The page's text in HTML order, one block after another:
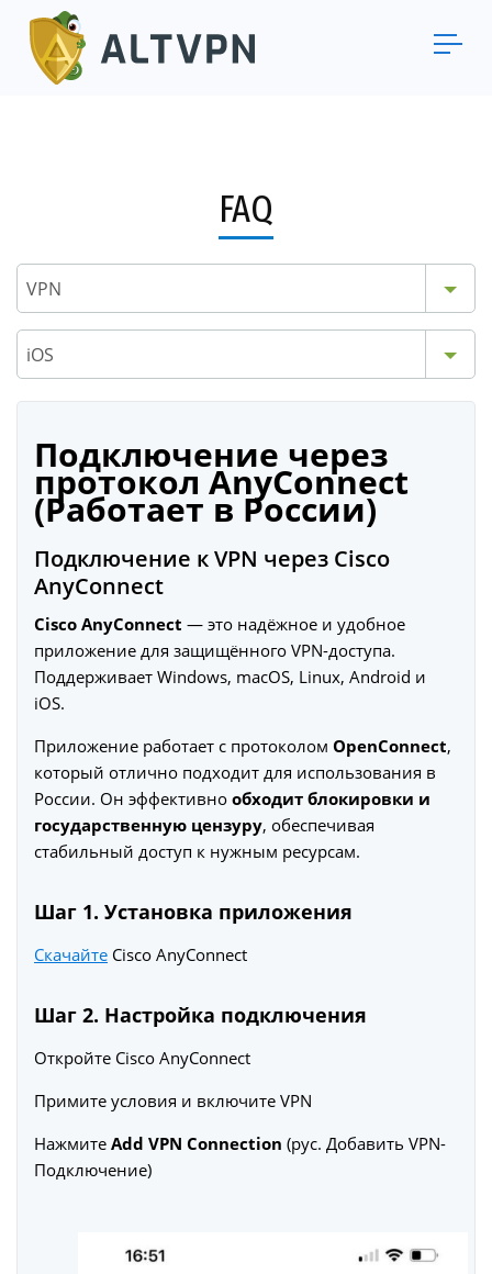
FAQ
VPN
iOS
Подключение через
протокол AnyConnect
(Работает в России)
Подключение к VPN через Cisco
AnyConnect
Cisco AnyConnect — это надёжное и удобное
приложение для защищённого VPN-доступа.
Поддерживает Windows, macOS, Linux, Android и
iOS.
Приложение работает с протоколом OpenConnect,
который отлично подходит для использования в
России. Он эффективно обходит блокировки и
государственную цензуру, обеспечивая
стабильный доступ к нужным ресурсам.
Шаг 1. Установка приложения
Скачайте Cisco AnyConnect
Шаг 2. Настройка подключения
Откройте Cisco AnyConnect
Примите условия и включите VPN
Нажмите Add VPN Connection (рус. Добавить VPN-
Подключение)